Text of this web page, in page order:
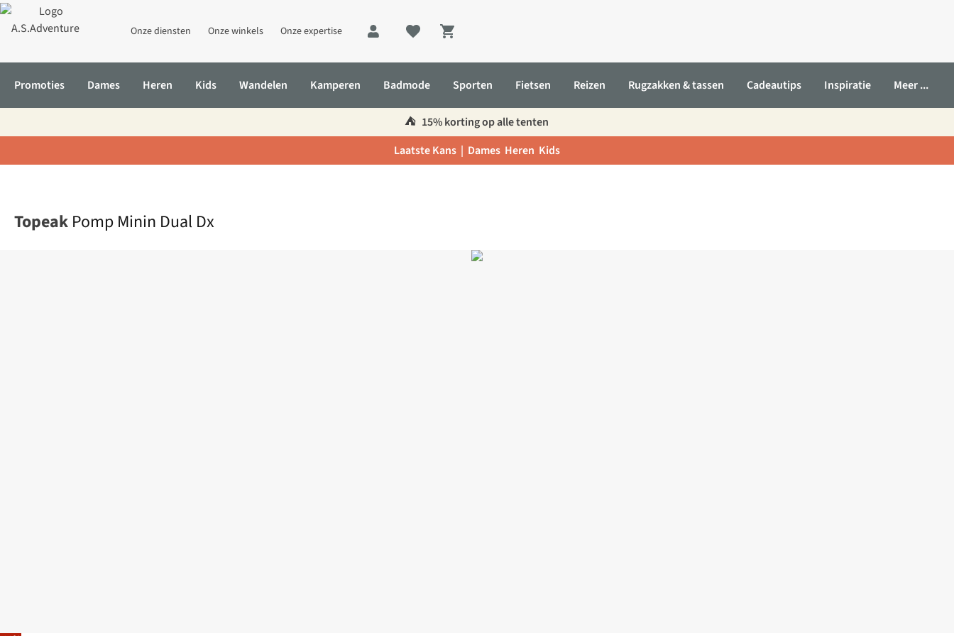
Onze diensten Onze winkels Onze expertise
Shopping cart
Promoties Dames Heren Kids Wandelen Kamperen Badmode Sporten Fietsen Reizen Rugzakken & tassen Cadeautips Inspiratie Meer ...
⛺️ 15% korting op alle tenten
Laatste Kans | Dames Heren Kids
Topeak Pomp Minin Dual Dx